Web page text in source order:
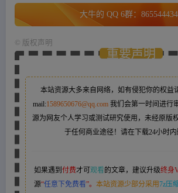
大牛的 QQ 6群：
版权声明
重要声明
本站资源大多来自网络，如有侵犯你的权益
mail:1589650676@qq.com 我们会第一时间进行
源为网友个人学习或测试研究使用，未经原版
于任何商业途径！请在下载24小时内
如果遇到 付费才可 观看 的文章，建议升级终身
源“任意下免费看”。 本站资源少部分采用7z压缩